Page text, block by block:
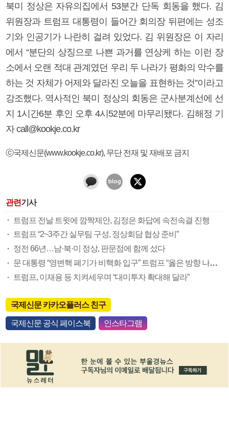
북미 정상은 자유의집에서 53분간 단독 회동을 했다. 김
위원장과 트럼프 대통령이 들어간 회의장 뒤편에는 성조
기와 인공기가 나란히 걸려 있었다. 김 위원장은 이 자리
에서 “분단의 상징으로 나쁜 과거를 연상케 하는 이런 장
소에서 오랜 적대 관계였던 우리 두 나라가 평화의 악수를
하는 것 자체가 어제와 달라진 오늘을 표현하는 것”이라고
강조했다. 역사적인 북미 정상의 회동은 군사분계선에 선
지 1시간6분 후인 오후 4시52분에 마무리됐다. 김해정 기
자 call@kookje.co.kr
ⓒ국제신문(www.kookje.co.kr), 무단 전재 및 재배포 금지
관련기사
트럼프 전날 트윗에 깜짝제안, 김정은 화답에 속전속결 진행
트럼프 “2~3주간 실무팀 구성, 정상회담 협상 준비”
정전 66년…남·북·미 정상, 판문점에 함께 섰다
문 대통령 “영변핵 폐기가 비핵화 입구” 트럼프 “옳은 방향 나가길”
트럼프, 이재용 등 치켜세우며 “대미투자 확대해 달라”
국제신문 카카오플러스 친구
국제신문 공식 페이스북 인스타그램